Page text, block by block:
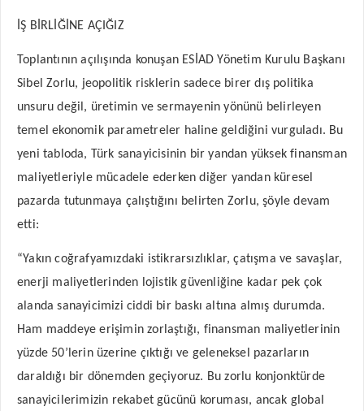
İŞ BİRLİĞİNE AÇIĞIZ
Toplantının açılışında konuşan ESİAD Yönetim Kurulu Başkanı
Sibel Zorlu, jeopolitik risklerin sadece birer dış politika
unsuru değil, üretimin ve sermayenin yönünü belirleyen
temel ekonomik parametreler haline geldiğini vurguladı. Bu
yeni tabloda, Türk sanayicisinin bir yandan yüksek finansman
maliyetleriyle mücadele ederken diğer yandan küresel
pazarda tutunmaya çalıştığını belirten Zorlu, şöyle devam
etti:
“Yakın coğrafyamızdaki istikrarsızlıklar, çatışma ve savaşlar,
enerji maliyetlerinden lojistik güvenliğine kadar pek çok
alanda sanayicimizi ciddi bir baskı altına almış durumda.
Ham maddeye erişimin zorlaştığı, finansman maliyetlerinin
yüzde 50’lerin üzerine çıktığı ve geleneksel pazarların
daraldığı bir dönemden geçiyoruz. Bu zorlu konjonktürde
sanayicilerimizin rekabet gücünü koruması, ancak global